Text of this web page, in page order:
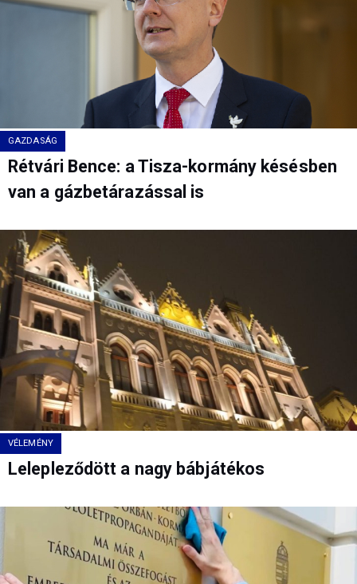
GAZDASÁG
Rétvári Bence: a Tisza-kormány késésben
van a gázbetárazással is
VÉLEMÉNY
Lelepleződött a nagy bábjátékos